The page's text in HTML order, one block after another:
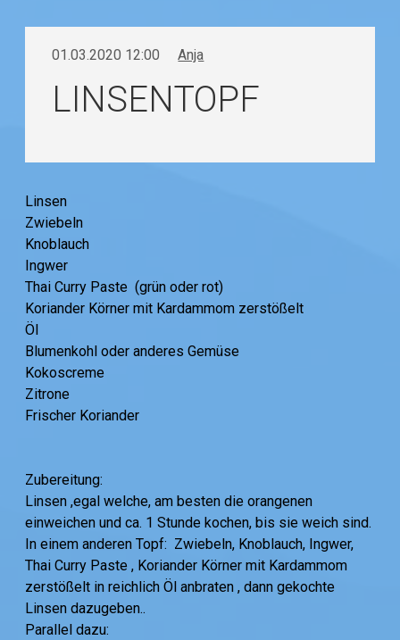
01.03.2020 12:00 Anja
LINSENTOPF
Linsen
Zwiebeln
Knoblauch
Ingwer
Thai Curry Paste (grün oder rot)
Koriander Körner mit Kardammom zerstößelt
Öl
Blumenkohl oder anderes Gemüse
Kokoscreme
Zitrone
Frischer Koriander
Zubereitung:
Linsen ,egal welche, am besten die orangenen
einweichen und ca. 1 Stunde kochen, bis sie weich sind.
In einem anderen Topf: Zwiebeln, Knoblauch, Ingwer,
Thai Curry Paste , Koriander Körner mit Kardammom
zerstößelt in reichlich Öl anbraten , dann gekochte
Linsen dazugeben..
Parallel dazu: